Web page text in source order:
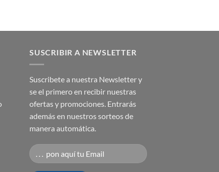
SUSCRIBIR A NEWSLETTER
Suscribete a nuestra Newsletter y
se el primero en recibir nuestras
ofertas y promociones. Entrarás
además en nuestros sorteos de
manera automática.